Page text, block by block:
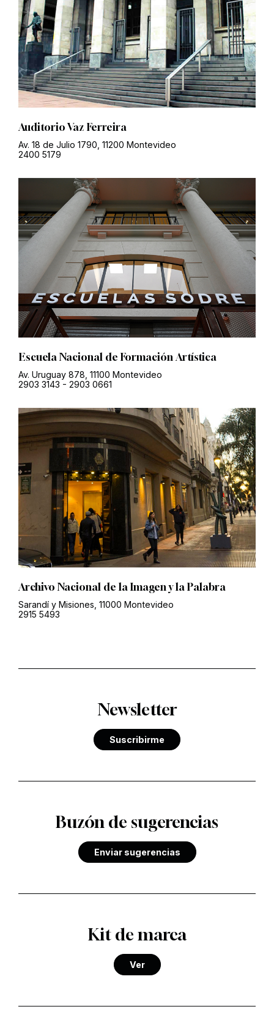
Auditorio Vaz Ferreira
Av. 18 de Julio 1790, 11200 Montevideo
2400 5179
Escuela Nacional de Formación Artística
Av. Uruguay 878, 11100 Montevideo
2903 3143 - 2903 0661
Archivo Nacional de la Imagen y la Palabra
Sarandí y Misiones, 11000 Montevideo
2915 5493
Newsletter
Suscribirme
Buzón de sugerencias
Enviar sugerencias
Kit de marca
Ver